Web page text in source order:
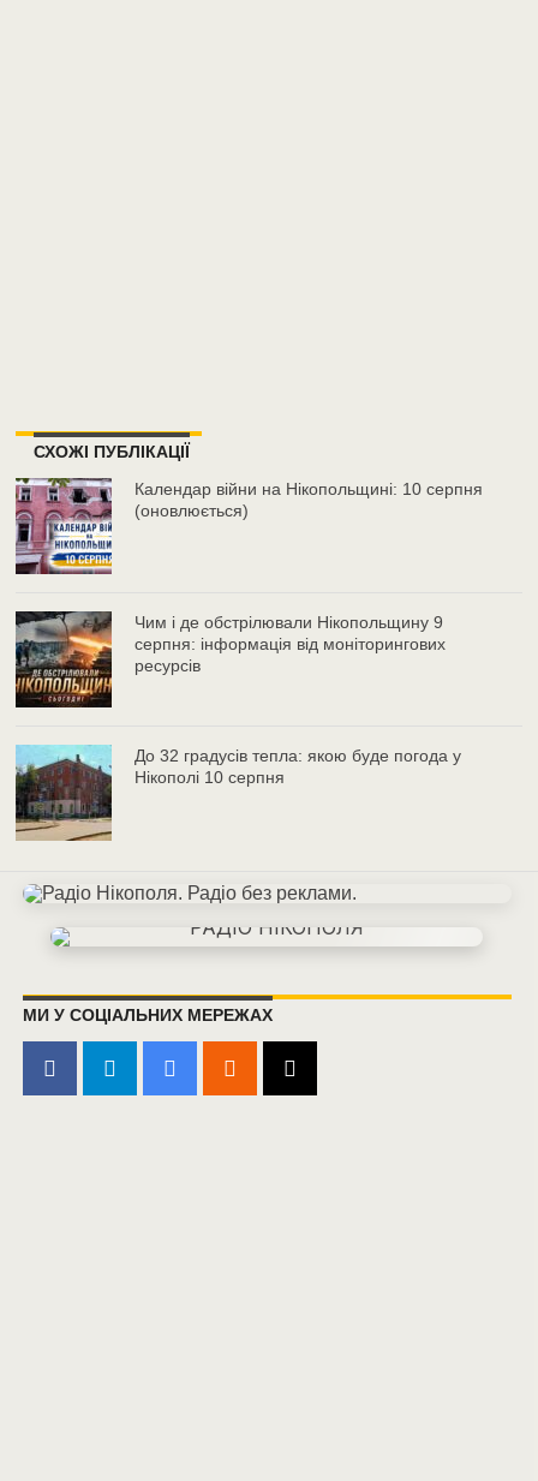
СХОЖІ ПУБЛІКАЦІЇ
Календар війни на Нікопольщині: 10 серпня
(оновлюється)
Чим і де обстрілювали Нікопольщину 9
серпня: інформація від моніторингових
ресурсів
До 32 градусів тепла: якою буде погода у
Нікополі 10 серпня
МИ У СОЦІАЛЬНИХ МЕРЕЖАХ